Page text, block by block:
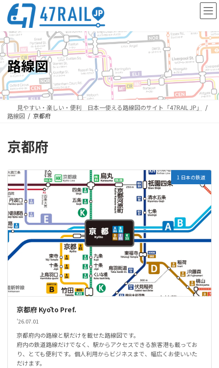
ン
ツ
へ
ス
キ
ッ
プ
ー
シ
ョ
ン
に
移
動
路線図
見やすい・楽しい・便利 日本一使える路線図のサイト「47RAIL JP」
路線図
京都府
京都府
1 日本の鉄道
京都府 Kyōto Pref.
'26.07.01
京都府内の路線と駅だけを載せた路線図です。
府内の鉄道路線だけでなく、駅からアクセスできる旅客港も載ってお
り、とても便利です。個人利用からビジネスまで、幅広くお使いいた
だけます。